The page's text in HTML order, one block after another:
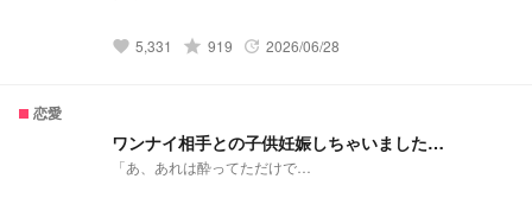
favorite 5,331 grade 919 update 2026/06/28
恋愛
ワンナイ相手との子供妊娠しちゃいました…
「あ、あれは酔ってただけで…